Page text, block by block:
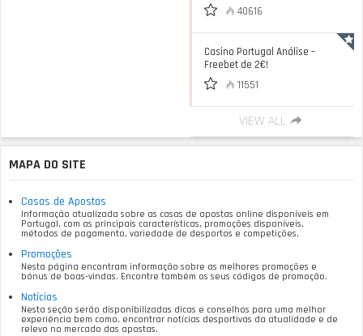
40616
Casino Portugal Análise –
Freebet de 2€!
11551
VIEW ALL
MAPA DO SITE
Casas de Apostas
Informação atualizada sobre as casas de apostas online disponíveis em
Portugal, com as principais características, promoções disponíveis,
métodos de pagamento, variedade de desportos e competições.
Promoções
Nesta página encontram informação sobre as melhores promoções e
bónus de boas-vindas. Encontre também os seus códigos de promoção.
Notícias
Nesta seção serão disponibilizadas dicas e conselhos para uma melhor
experiência bem como, encontrar notícias desportivas da atualidade e de
relevo no mercado das apostas.